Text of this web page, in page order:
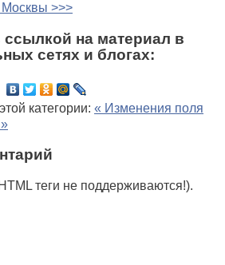
Москвы >>>
ссылкой на материал в
сетях и блогах:
категории: « Изменения поля
теги не поддерживаются!).